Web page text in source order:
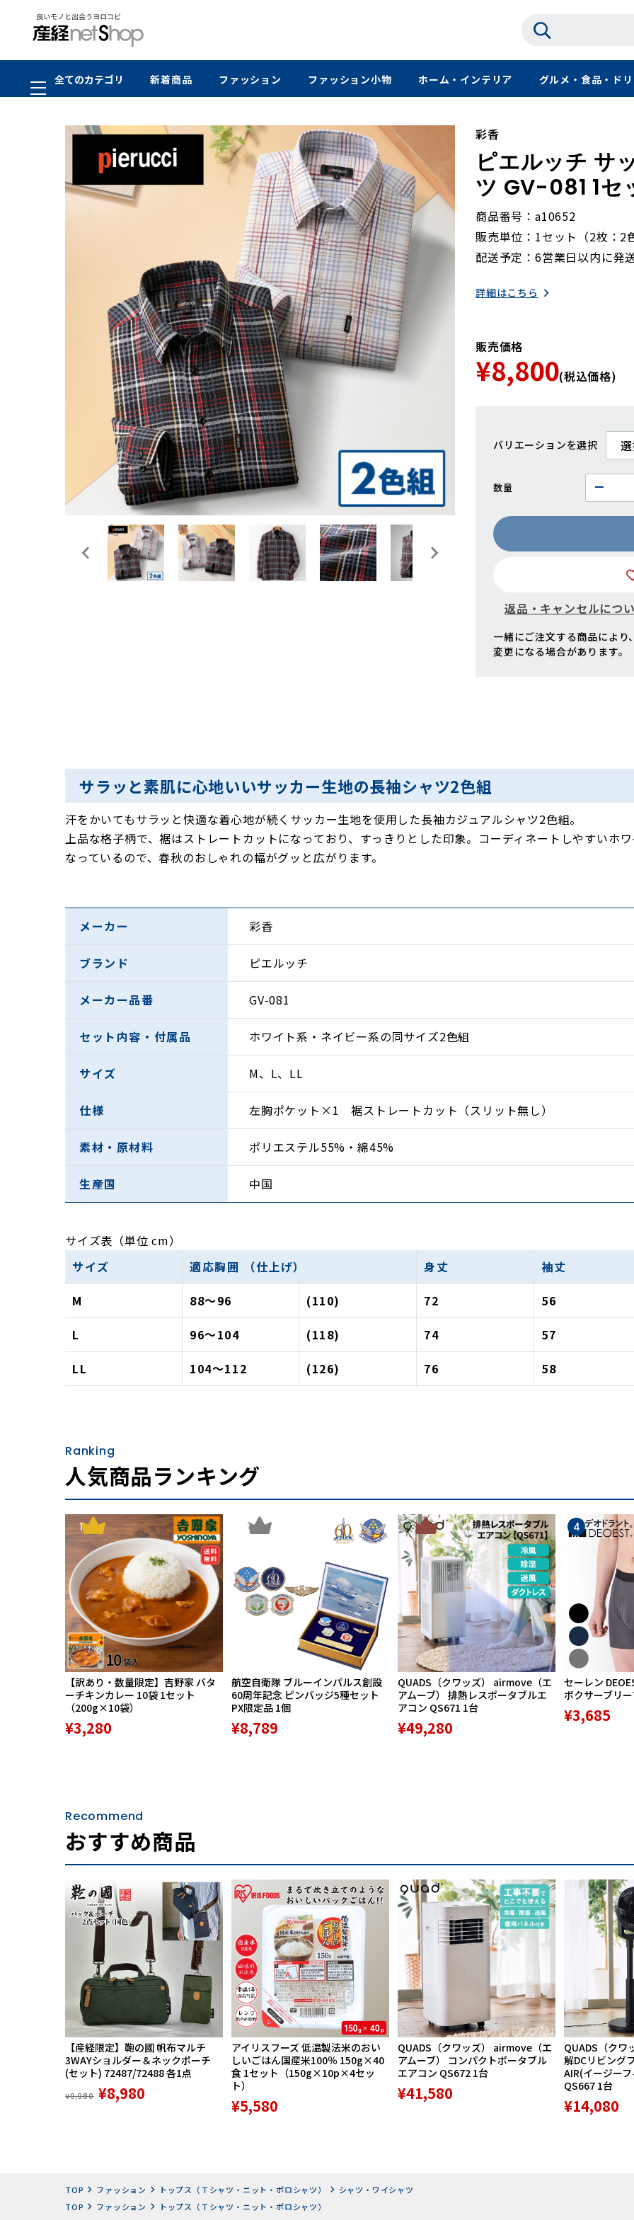
全てのカテゴリ 新着商品 ファッション ファッション小物 ホーム・インテリア グルメ・食品・ド
彩香
ピエルッチ サ
ツ GV-081 1セ
商品番号
a10652
販売単位
1セット（2枚：2
配送予定
6営業日以内に発
詳細はこちら
販売価格
¥8,800(税込価格)
バリエーション
数量
返品・キャンセルにつ
一緒にご注文する商品によ
変更になる場合があります。
サラッと素肌に心地いいサッカー生地の長袖シャツ2色組
汗をかいてもサラッと快適な着心地が続くサッカー生地を使用した長袖カジュアルシャツ2色組。
上品な格子柄で、裾はストレートカットになっており、すっきりとした印象。コーディネートしやすいホ
なっているので、春秋のおしゃれの幅がグッと広がります。
メーカー 彩香
ブランド ピエルッチ
メーカー品番 GV-081
セット内容・付属品 ホワイト系・ネイビー系の同サイズ2色組
サイズ M、L、LL
仕様 左胸ポケット×1 裾ストレートカット（スリット無し）
素材・原材料 ポリエステル55%・綿45%
生産国 中国
サイズ表（単位 cm）
サイズ
適応胸囲 （仕上げ） 身丈 袖丈
M
88～96 (110) 72 56
L
96～104 (118) 74 57
LL
104～112 (126) 76 58
Ranking
人気商品ランキング
1
【訳あり・数量限定】吉野家 バタ
ーチキンカレー 10袋 1セット
（200g×10袋）
¥3,280
2
航空自衛隊 ブルーインパルス創設
60周年記念 ピンバッジ5種セット
PX限定品 1個
¥8,789
3
QUADS（クワッズ） airmove（エ
アムーブ） 排熱レスポータブルエ
アコン QS671 1台
¥49,280
4
セーレン
ボクサーブリ
¥3,685
Recommend
おすすめ商品
【産経限定】鞄の國 帆布マルチ
3WAYショルダー＆ネックポーチ
(セット) 72487/72488 各1点
¥9,980 ¥8,980
アイリスフーズ 低温製法米のおい
しいごはん国産米100％ 150g×40
食 1セット（150g×10p×4セッ
ト）
¥5,580
QUADS（クワッズ） airmove（エ
アムーブ） コンパクトポータブル
エアコン QS672 1台
¥41,580
QUADS（クワ
解DCリビング
AIR(イージー
QS667 1台
¥14,080
TOP ファッション トップス（Ｔシャツ・ニット・ポロシャツ）
シャツ・ワイシャツ
TOP
ファッション
トップス（Ｔシャツ・ニット・ポロシャツ）